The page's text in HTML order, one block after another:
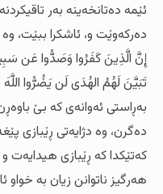
ئێمه‌ ده‌تانخه‌ینه‌ به‌ر
ده‌رکه‌وێت و، ئاشکرا ببێت،
إِنَّ الَّذِينَ كَفَرُوا وَصَدُّوا عَن
تَبَيَّنَ لَهُمُ الهُدَى لَن يَضُرُّوا
به‌ڕاستی ئه‌وانه‌ی که‌ بێ
ده‌گرن، وه‌ دژایه‌تی ڕێبازی
که‌تێکدا که‌ ڕێبازی هیدایه‌ت و
هه‌رگیز ناتوانن زیان به‌